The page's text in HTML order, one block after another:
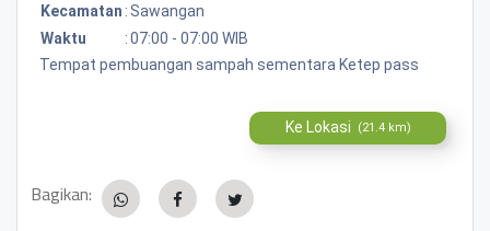
Kecamatan : Sawangan
Waktu
:07:00 - 07:00 WIB
Tempat pembuangan sampah sementara Ketep pass
Ke Lokasi (21.4 km)
Bagikan: